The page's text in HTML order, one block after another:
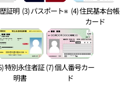
証明 (3) パスポート※ (4) 住民基本台帳
カード
特別永住者証
明書
(7) 個人番号カー
ド